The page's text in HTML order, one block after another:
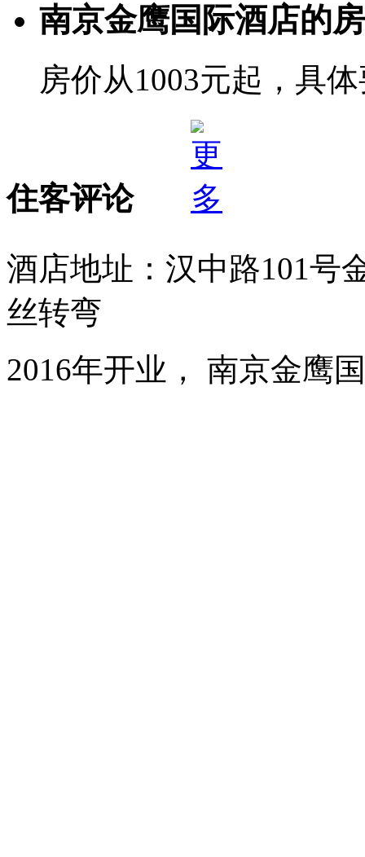
南京金鹰国际酒店的
房价从1003元起，具
住客评论
酒店地址：汉中路101号
丝转弯
2016年开业， 南京金